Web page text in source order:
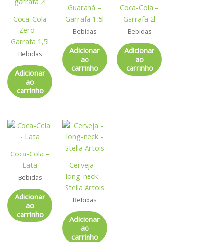
Coca-Cola
Zero –
Garrafa 1,5l
Bebidas
Adicionar
ao
carrinho
Guaraná –
Garrafa 1,5l
Bebidas
Adicionar
ao
carrinho
Coca-Cola –
Garrafa 2l
Bebidas
Adicionar
ao
carrinho
Coca-Cola –
Lata
Bebidas
Adicionar
ao
carrinho
Cerveja –
long-neck –
Stella Artois
Bebidas
Adicionar
ao
carrinho